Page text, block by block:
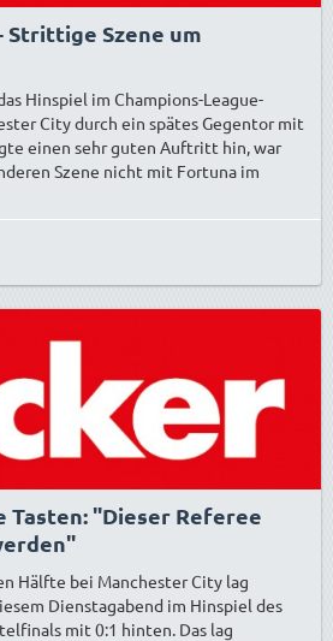
Szene um
Hinspiel im Champions-League-
City durch ein spätes Gegentor mit
einen sehr guten Auftritt hin, war
Szene nicht mit Fortuna im
Tasten: "Dieser Referee
Hälfte bei Manchester City lag
Dienstagabend im Hinspiel des
mit 0:1 hinten. Das lag